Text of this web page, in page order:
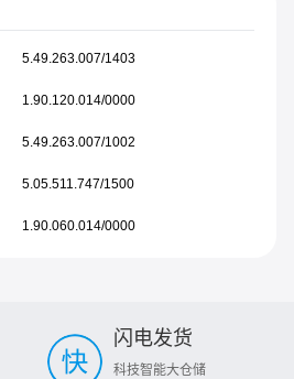
5.49.263.007/1403
1.90.120.014/0000
5.49.263.007/1002
5.05.511.747/1500
1.90.060.014/0000
闪电发货
科技智能大仓储